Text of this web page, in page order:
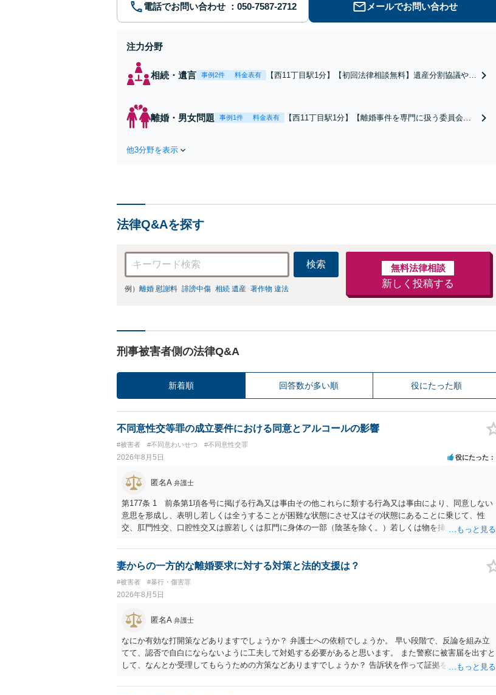
電話でお問い合わせ メールでお問い合わせ
注力分野
相続・遺言 事例2件 料金表有
【西11丁目駅1分】【初回法律相談無料】遺産分割協議や遺
めながら、最適な解決策を一緒に考えてまいります。【電
話・メール・WEB相談可】
離婚・男女問題 事例1件 料金表有
【西11丁目駅1分】【離婚事件を専門に扱う委員会で
他3分野を表示
法律Q&Aを探す
検索
例） 離婚 慰謝料 誹謗中傷 相続 遺産 著作物 違法
無料法律相談
新しく投稿する
刑事被害者側の法律Q&A
新着順 回答数が多い順 役にたった順
不同意性交等罪の成立要件における同意とアルコールの影響
#被害者 #不同意わいせつ #不同意性交罪
2026年8月5日 役にたった
匿名A 弁護士
第177条 1 前条第1項各号に掲げる行為又は事由その他これらに類する行為又は事由により、同意しない
意思を形成し、表明し若しくは全うすることが困難な状態にさせ又はその状態にあることに乗じて、性
交、肛門性交、口腔性交又は膣若しくは肛門に身体の一部（陰茎を除く。）若しくは物を挿入する行為で
係の有無にかかわらず、5年以上の有期拘禁刑に処する。 第176条 1次に掲げる行為又は事由その他これら
に類する行為又は事由により、同意しない意思を形成し、表明し若しくは全うすることが困難な状態にさ
上10年以下の拘禁刑に処する。 ③アルコール若しくは薬物を摂取させること又はそれらの影響があるこ
と。 以上の通りですから、アルコール摂取だけでなく、「同意しない意思を形成し、表明し若しくは全う
することが困難な状態」であることが必要です。
妻からの一方的な離婚要求に対する対策と法的支援は？
#被害者 #暴行・傷害罪
2026年8月5日
匿名A 弁護士
なにか有効な打開策などありますでしょうか？ 弁護士への依頼でしょうか。 早い段階で、反論を組み立
てて、認否で自白にならないように工夫して対処する必要があると思います。 また警察に被害届を出すと
して、なんとか受理してもらうための方策などありますでしょうか？ 告訴状を作って証拠をそろえて出す